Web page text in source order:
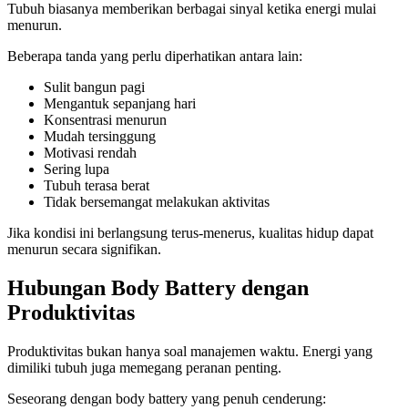
Tubuh biasanya memberikan berbagai sinyal ketika energi mulai
menurun.
Beberapa tanda yang perlu diperhatikan antara lain:
Sulit bangun pagi
Mengantuk sepanjang hari
Konsentrasi menurun
Mudah tersinggung
Motivasi rendah
Sering lupa
Tubuh terasa berat
Tidak bersemangat melakukan aktivitas
Jika kondisi ini berlangsung terus-menerus, kualitas hidup dapat
menurun secara signifikan.
Hubungan Body Battery dengan
Produktivitas
Produktivitas bukan hanya soal manajemen waktu. Energi yang
dimiliki tubuh juga memegang peranan penting.
Seseorang dengan body battery yang penuh cenderung: